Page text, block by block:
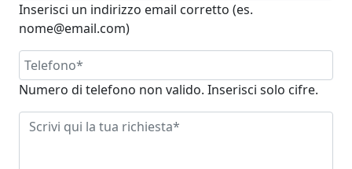
Inserisci un indirizzo email corretto (es.
nome@email.com)
Numero di telefono non valido. Inserisci solo cifre.